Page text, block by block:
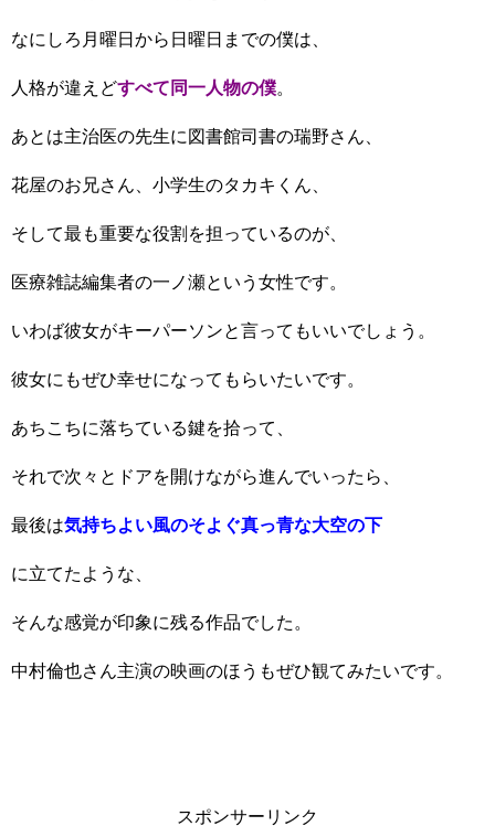
なにしろ月曜日から日曜日までの僕は、
人格が違えどすべて同一人物の僕
あとは主治医の先生に図書館司書の瑞野さん、
花屋のお兄さん、小学生のタカキくん、
そして最も重要な役割を担っているのが、
医療雑誌編集者の一ノ瀬という女性です。
いわば彼女がキーパーソンと言ってもいいでしょう。
彼女にもぜひ幸せになってもらいたいです。
あちこちに落ちている鍵を拾って、
それで次々とドアを開けながら進んでいったら、
最後は気持ちよい風のそよぐ真っ青な大空の下
に立てたような、
そんな感覚が印象に残る作品でした。
中村倫也さん主演の映画のほうもぜひ観てみたいです。
スポンサーリンク